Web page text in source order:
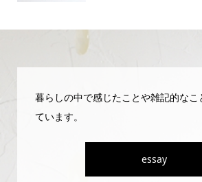
暮らしの中で感じたことや雑記的なこ
ています。
essay